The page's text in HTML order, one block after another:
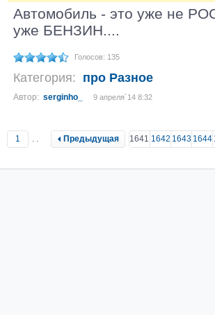
Автомобиль - это уже не
уже БЕНЗИН....
Голосов: 135
Категория: про Разное
Автор: serginho_ 9 апреля´14 8:32
1 .. Предыдущая 1641 1642 1643 1644